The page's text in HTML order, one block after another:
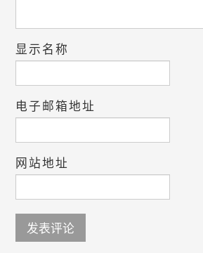
显示名称
电子邮箱地址
网站地址